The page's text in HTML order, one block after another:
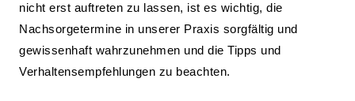
nicht erst auftreten zu lassen, ist es wichtig, die
Nachsorgetermine in unserer Praxis sorgfältig und
gewissenhaft wahrzunehmen und die Tipps und
Verhaltensempfehlungen zu beachten.